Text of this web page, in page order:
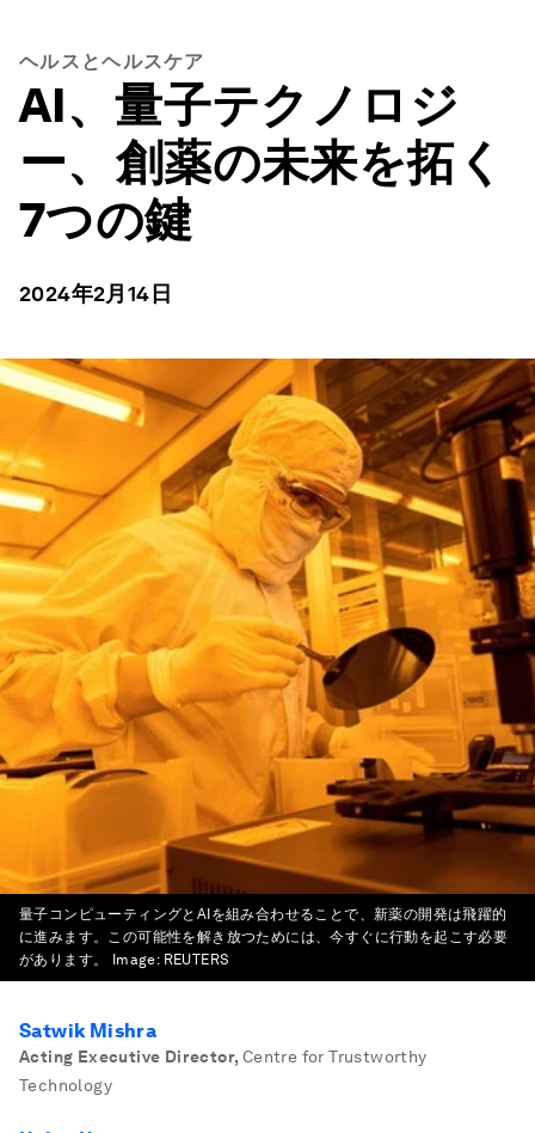
ヘルスとヘルスケア
AI、量子テクノロジ
ー、創薬の未来を拓く
7つの鍵
2024年2月14日
量子コンピューティングとAIを組み合わせることで、新薬の開発は飛躍的
に進みます。この可能性を解き放つためには、今すぐに行動を起こす必要
があります。
Image: REUTERS
Satwik Mishra
Acting Executive Director, Centre for Trustworthy
Technology